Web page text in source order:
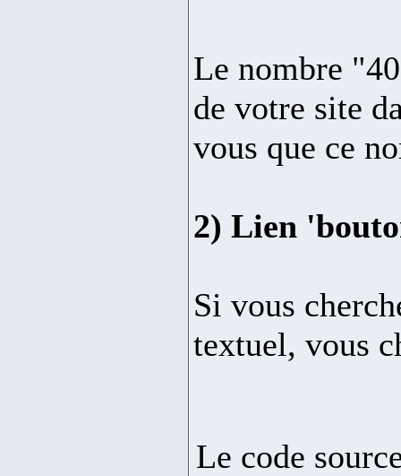
Le nombre
de votre site
vous que ce
2) Lien
Si vous
textuel, vous
Le code